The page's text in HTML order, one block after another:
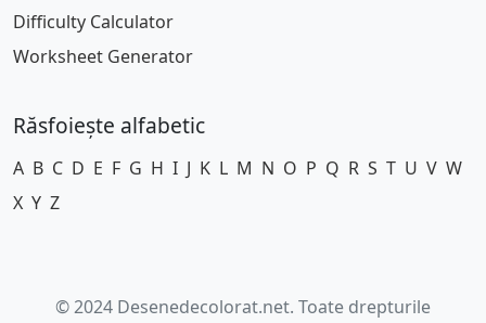
Difficulty Calculator
Worksheet Generator
Răsfoiește alfabetic
A B C D E F G H I J K L M N O P Q R S T U V W
X Y Z
© 2024 Desenedecolorat.net. Toate drepturile